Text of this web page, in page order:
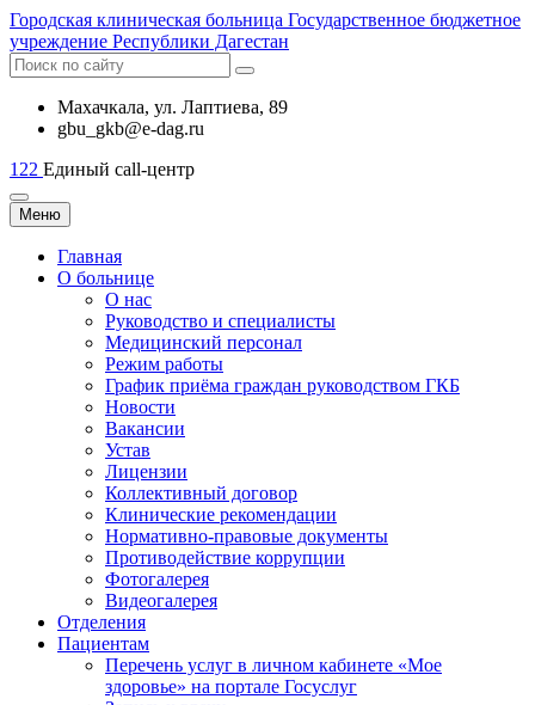
Городская клиническая больница Государственное бюджетное
учреждение Республики Дагестан
Махачкала, ​ул. Лаптиева, 89
gbu_gkb@e-dag.ru
122 Единый call-центр
Меню
Главная
О больнице
О нас
Руководство и специалисты
Медицинский персонал
Режим работы
График приёма граждан руководством ГКБ
Новости
Вакансии
Устав
Лицензии
Коллективный договор
Клинические рекомендации
Нормативно-правовые документы
Противодействие коррупции
Фотогалерея
Видеогалерея
Отделения
Пациентам
Перечень услуг в личном кабинете «Мое
здоровье» на портале Госуслуг